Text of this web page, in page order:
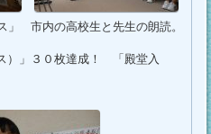
」 市内の高校生と先生の朗読。
）」３０枚達成！ 「殿堂入